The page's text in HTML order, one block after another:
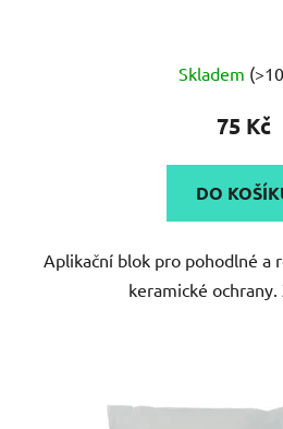
Skladem
75 Kč
DO
Aplikační blok pro pohodlné a
keramické ochrany.